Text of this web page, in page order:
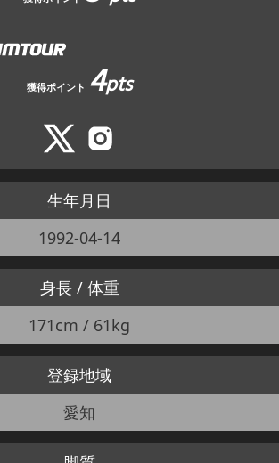
獲得ポイント 4pts
生年月日
1992-04-14
身長 / 体重
171cm / 61kg
登録地域
愛知